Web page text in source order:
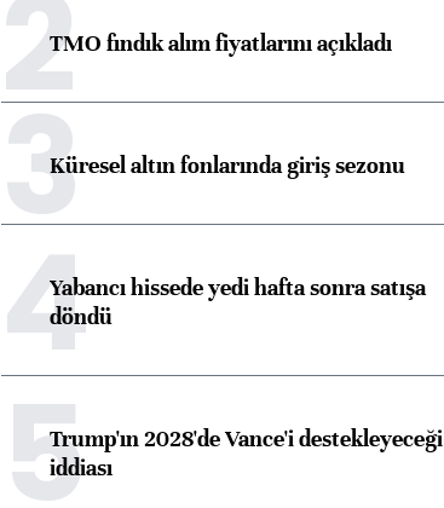
2TMO fındık alım fiyatlarını açıkladı
3Küresel altın fonlarında giriş sezonu
4Yabancı hissede yedi hafta sonra satışa
döndü
5Trump'ın 2028'de Vance'i destekleyeceği
iddiası